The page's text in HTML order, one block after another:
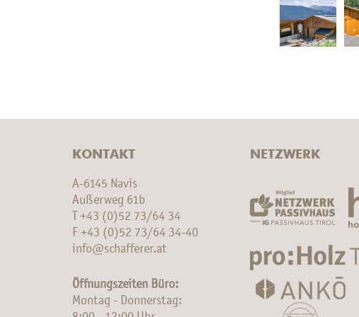
KONTAKT
A-6145 Navis
Außerweg 61b
+43 (0)52 73/64 34
F +43 (0)52 73/64 34-40
info@schafferer.at
Öffnungszeiten Büro:
Montag - Donnerstag:
NETZWERK